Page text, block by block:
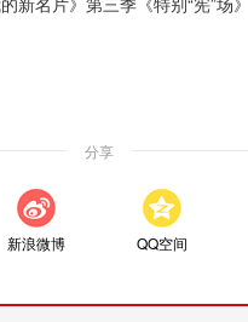
分享
新浪微博 QQ空间